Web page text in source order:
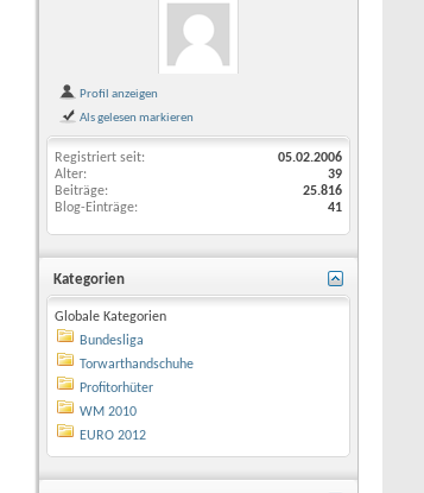
Profil anzeigen
Als gelesen markieren
Registriert seit
05.02.2006
Alter
39
Beiträge
25.816
Blog-Einträge
41
Kategorien
Globale Kategorien
Bundesliga
Torwarthandschuhe
Profitorhüter
WM 2010
EURO 2012